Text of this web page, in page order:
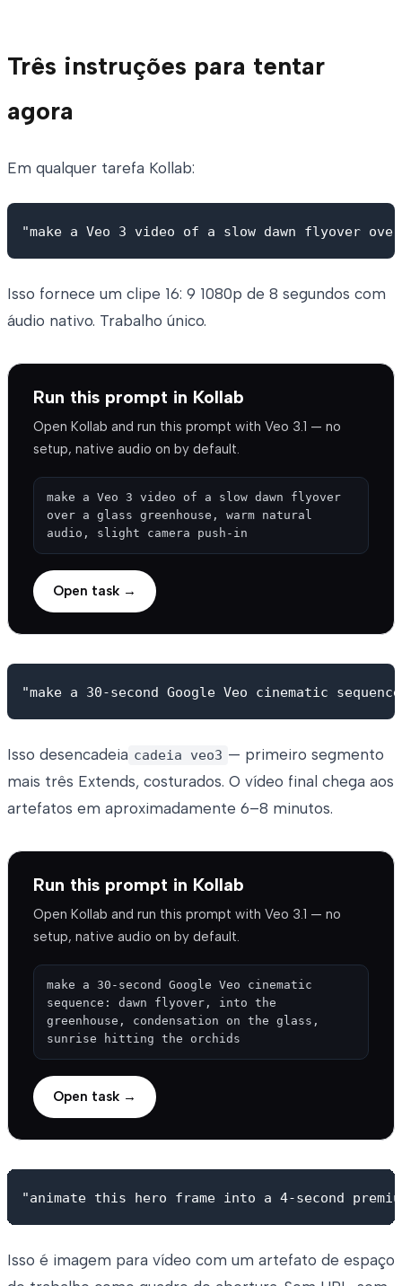
Três instruções para tentar
agora
Em qualquer tarefa Kollab:
Isso fornece um clipe 16: 9 1080p de 8 segundos com
áudio nativo. Trabalho único.
Run this prompt in Kollab
Open Kollab and run this prompt with Veo 3.1 — no
setup, native audio on by default.
make a Veo 3 video of a slow dawn flyover
over a glass greenhouse, warm natural
audio, slight camera push-in
Open task →
Isso desencadeia cadeia veo3 — primeiro segmento
mais três Extends, costurados. O vídeo final chega aos
artefatos em aproximadamente 6–8 minutos.
Run this prompt in Kollab
Open Kollab and run this prompt with Veo 3.1 — no
setup, native audio on by default.
make a 30-second Google Veo cinematic
sequence: dawn flyover, into the
greenhouse, condensation on the glass,
sunrise hitting the orchids
Open task →
Isso é imagem para vídeo com um artefato de espaço